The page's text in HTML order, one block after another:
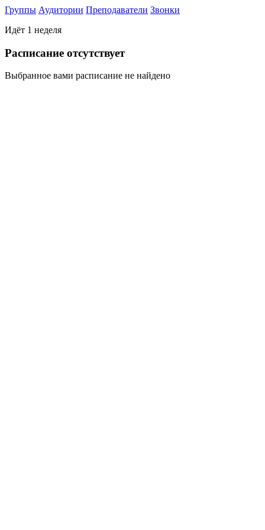
Группы Аудитории Преподаватели Звонки
Идёт 1 неделя
Раcписание отсутствует
Выбранное вами расписание не найдено